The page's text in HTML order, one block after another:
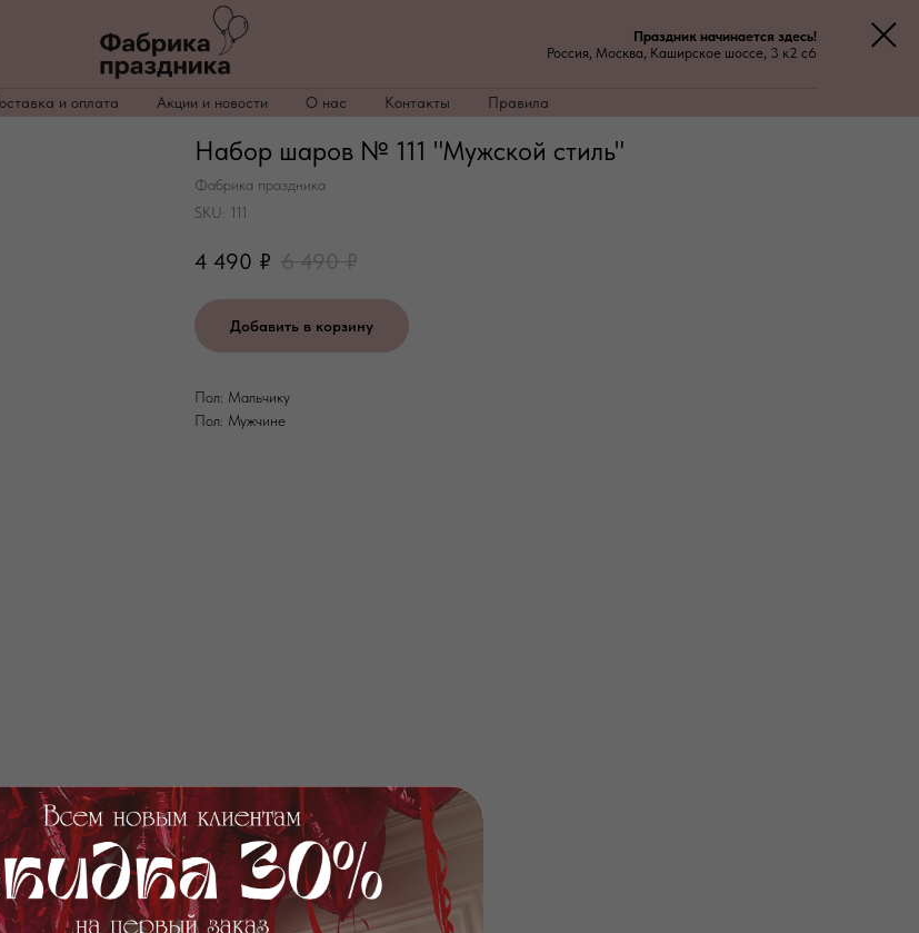
Праздник начинается здесь!
Россия, Москва, Каширское шоссе, 3 к2 с6
и оплата Акции и новости О нас Контакты Правила
Набор шаров № 111 "Мужской стиль"
Фабрика праздника
SKU: 111
4 490 ₽ 6 490 ₽
Добавить в корзину
Пол: Мальчику
Пол: Мужчине